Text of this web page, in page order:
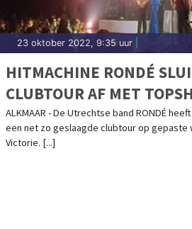
23 oktober 2022, 9:35 uur
HITMACHINE RONDÉ
CLUBTOUR AF MET
VICTORIE
ALKMAAR - De Utrechtse band RONDÉ
een net zo geslaagde clubtour op gepaste
Victorie. [...]